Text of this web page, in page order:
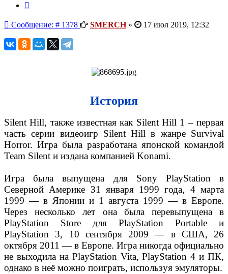
Сообщение: # 1378 Сообщение
SMERCH» 17 июл 2019, 12:32
История
Silent Hill, также известная как Silent Hill 1 – первая
часть серии видеоигр Silent Hill в жанре Survival
Horror. Игра была разработана японской командой
Team Silent и издана компанией Konami.
Игра была выпущена для Sony PlayStation в
Северной Америке 31 января 1999 года, 4 марта
1999 — в Японии и 1 августа 1999 — в Европе.
Через несколько лет она была перевыпущена в
PlayStation Store для PlayStation Portable и
PlayStation 3, 10 сентября 2009 — в США, 26
октября 2011 — в Европе. Игра никогда официально
не выходила на PlayStation Vita, PlayStation 4 и ПК,
однако в неё можно поиграть, используя эмуляторы.